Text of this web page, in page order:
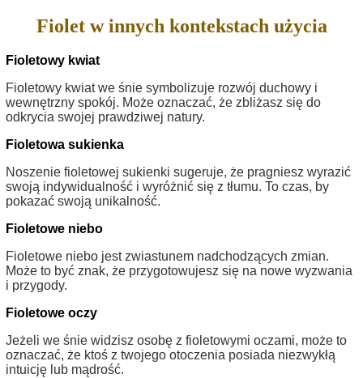
Fiolet w innych kontekstach użycia
Fioletowy kwiat
Fioletowy kwiat we śnie symbolizuje rozwój duchowy i
wewnętrzny spokój. Może oznaczać, że zbliżasz się do
odkrycia swojej prawdziwej natury.
Fioletowa sukienka
Noszenie fioletowej sukienki sugeruje, że pragniesz wyrazić
swoją indywidualność i wyróżnić się z tłumu. To czas, by
pokazać swoją unikalność.
Fioletowe niebo
Fioletowe niebo jest zwiastunem nadchodzących zmian.
Może to być znak, że przygotowujesz się na nowe wyzwania
i przygody.
Fioletowe oczy
Jeżeli we śnie widzisz osobę z fioletowymi oczami, może to
oznaczać, że ktoś z twojego otoczenia posiada niezwykłą
intuicję lub mądrość.